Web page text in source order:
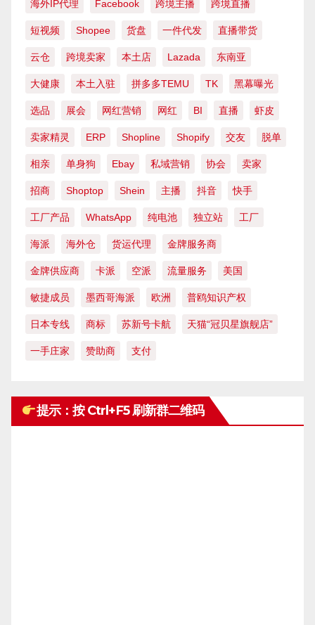
海外IP代理 Facebook 跨境主播 跨境直播
短视频 Shopee 货盘 一件代发 直播带货
云仓 跨境卖家 本土店 Lazada 东南亚
大健康 本土入驻 拼多多TEMU TK 黑幕曝光
选品 展会 网红营销 网红 BI 直播 虾皮
卖家精灵 ERP Shopline Shopify 交友 脱单
相亲 单身狗 Ebay 私域营销 协会 卖家
招商 Shoptop Shein 主播 抖音 快手
工厂产品 WhatsApp 纯电池 独立站 工厂
海派 海外仓 货运代理 金牌服务商
金牌供应商 卡派 空派 流量服务 美国
敏捷成员 墨西哥海派 欧洲 普鸥知识产权
日本专线 商标 苏新号卡航 天猫“冠贝星旗舰店”
一手庄家 赞助商 支付
提示：按 Ctrl+F5 刷新群二维码